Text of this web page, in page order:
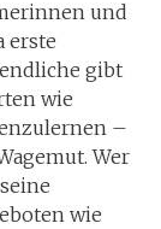
und
erste
gibt
wie
–
Wer
wie